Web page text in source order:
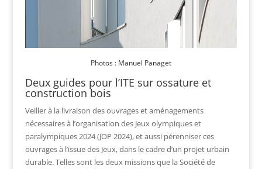
Photos : Manuel Panaget
Deux guides pour l’ITE sur ossature et
construction bois
Veiller à la livraison des ouvrages et aménagements
nécessaires à l’organisation des Jeux olympiques et
paralympiques 2024 (JOP 2024), et aussi pérenniser ces
ouvrages à l’issue des Jeux, dans le cadre d’un projet urbain
durable. Telles sont les deux missions que la Société de